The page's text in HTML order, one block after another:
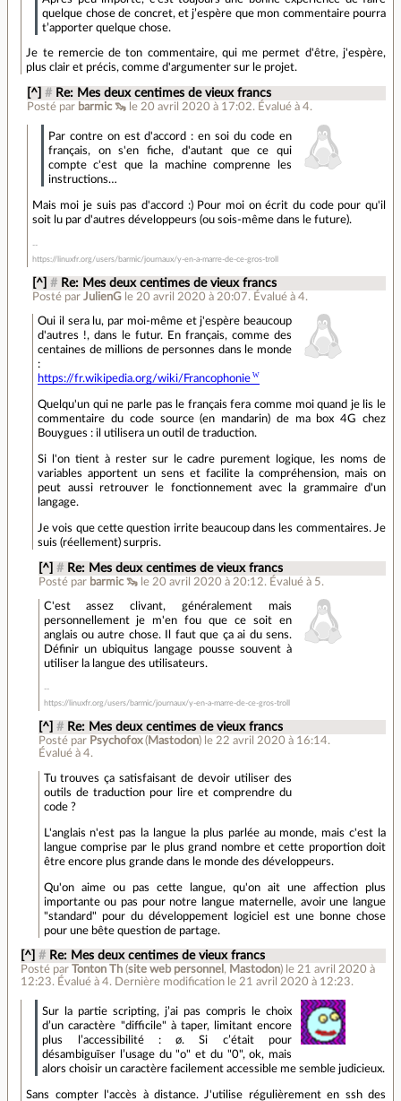
quelque chose de concret, et j’espère que mon commentaire pourra
t’apporter quelque chose.
Je te remercie de ton commentaire, qui me permet d'être, j'espère,
plus clair et précis, comme d'argumenter sur le projet.
[^] # Re: Mes deux centimes de vieux francs
Posté par barmic 🦦 le 20 avril 2020 à 17:02. Évalué à 4.
Par contre on est d'accord : en soi du code en
français, on s'en fiche, d'autant que ce qui
compte c'est que la machine comprenne les
instructions…
Mais moi je suis pas d'accord :) Pour moi on écrit du code pour qu'il
soit lu par d'autres développeurs (ou sois-même dans le future).
https://linuxfr.org/users/barmic/journaux/y-en-a-marre-de-ce-gros-troll
[^] # Re: Mes deux centimes de vieux francs
Posté parJulienG le 20 avril 2020 à 20:07. Évalué à4.
Oui il sera lu, par moi-même et j'espère beaucoup
d'autres !, dans le futur. En français, comme des
centaines de millions de personnes dans le monde
:
https://fr.wikipedia.org/wiki/Francophonie
Quelqu'un qui ne parle pas le français fera comme moi quand je lis le
commentaire du code source (en mandarin) de ma box 4G chez
Bouygues : il utilisera un outil de traduction.
Si l'on tient à rester sur le cadre purement logique, les noms de
variables apportent un sens et facilite la compréhension, mais on
peut aussi retrouver le fonctionnement avec la grammaire d'un
langage.
Je vois que cette question irrite beaucoup dans les commentaires. Je
suis (réellement) surpris.
[^] # Re: Mes deux centimes de vieux francs
Posté par barmic 🦦 le 20 avril 2020 à 20:12. Évalué à 5.
C'est assez clivant, généralement mais
personnellement je m'en fou que ce soit en
anglais ou autre chose. Il faut que ça ai du sens.
Définir un ubiquitus langage pousse souvent à
utiliser la langue des utilisateurs.
https://linuxfr.org/users/barmic/journaux/y-en-a-marre-de-ce-gros-troll
[^] # Re: Mes deux centimes de vieux francs
Posté par Psychofox(Mastodon) le 22 avril 2020 à 16:14.
Évalué à 4.
Tu trouves ça satisfaisant de devoir utiliser des
outils de traduction pour lire et comprendre du
code ?
L'anglais n'est pas la langue la plus parlée au monde, mais c'est la
langue comprise par le plus grand nombre et cette proportion doit
être encore plus grande dans le monde des développeurs.
Qu'on aime ou pas cette langue, qu'on ait une affection plus
importante ou pas pour notre langue maternelle, avoir une langue
"standard" pour du développement logiciel est une bonne chose
pour une bête question de partage.
[^] # Re: Mes deux centimes de vieux francs
Posté par Tonton Th (site web personnel , Mastodon) le 21 avril 2020 à
12:23. Évalué à4. Dernière modification le 21 avril 2020 à 12:23.
Sur la partie scripting, j’ai pas compris le choix
d’un caractère "difficile" à taper, limitant encore
plus l’accessibilité : ø. Si c’était pour
désambiguïser l’usage du "o" et du "0", ok, mais
alors choisir un caractère facilement accessible me semble judicieux.
Sans compter l'accès à distance. J'utilise régulièrement en ssh des